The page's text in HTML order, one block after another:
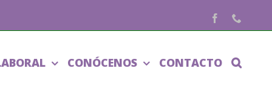
Facebook
CONÓCENOS CONTACTO